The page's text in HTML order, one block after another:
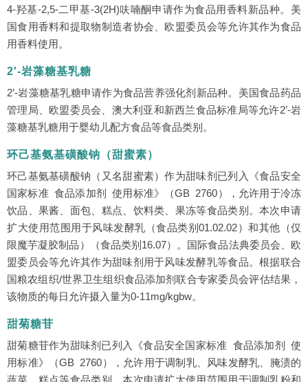
4-羟基-2,5-二甲基-3(2H)呋喃酮申请作为食品用香料新品种。美
国食用香料和提取物制造者协会、欧盟委员会等允许其作为食品
用香料使用。
2'-岩藻糖基乳糖
2’-岩藻糖基乳糖申请作为食品营养强化剂新品种。美国食品药品
管理局、欧盟委员会、澳大利亚和新西兰食品标准局等允许2’-岩
藻糖基乳糖用于婴幼儿配方食品等食品类别。
环己基氨基磺酸钠（甜蜜素）
环己基氨基磺酸钠（又名甜蜜素）作为甜味剂已列入《食品安全
国家标准 食品添加剂 使用标准》（GB 2760），允许用于冷冻
饮品、果酱、面包、糕点、饮料类、果冻等食品类别。本次申请
扩大使用范围用于风味发酵乳（食品类别01.02.02）和其他（仅
限魔芋凝胶制品）（食品类别16.07）。国际食品法典委员会、欧
盟委员会等允许其作为甜味剂用于风味发酵乳等食品。根据联合
国粮农组织/世界卫生组织食品添加剂联合专家委员会评估结果，
该物质的每日允许摄入量为0-11mg/kgbw。
甜菊糖苷
甜菊糖苷作为甜味剂已列入《食品安全国家标准 食品添加剂 使
用标准》（GB 2760），允许用于调制乳、风味发酵乳、腌渍的
蔬菜、糕点等食品类别。本次申请扩大使用范围用于调制乳粉和